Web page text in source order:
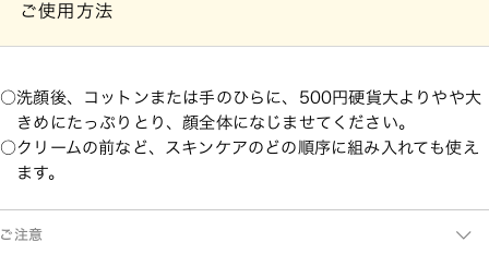
ご使用方法
洗顔後、コットンまたは手のひらに、500円硬貨大よりやや大
きめにたっぷりとり、顔全体になじませてください。
クリームの前など、スキンケアのどの順序に組み入れても使え
ます。
ご注意